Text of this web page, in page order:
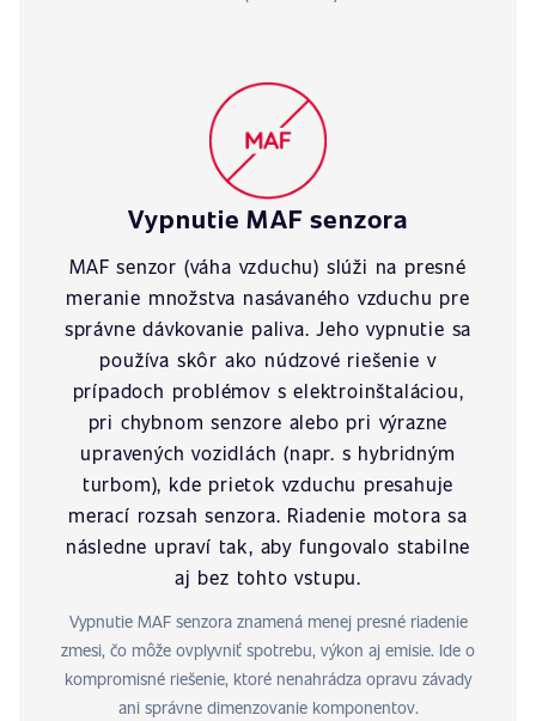
Vypnutie MAF senzora
MAF senzor (váha vzduchu) slúži na presné
meranie množstva nasávaného vzduchu pre
správne dávkovanie paliva. Jeho vypnutie sa
používa skôr ako núdzové riešenie v
prípadoch problémov s elektroinštaláciou,
pri chybnom senzore alebo pri výrazne
upravených vozidlách (napr. s hybridným
turbom), kde prietok vzduchu presahuje
merací rozsah senzora. Riadenie motora sa
následne upraví tak, aby fungovalo stabilne
aj bez tohto vstupu.
Vypnutie MAF senzora znamená menej presné riadenie
zmesi, čo môže ovplyvniť spotrebu, výkon aj emisie. Ide o
kompromisné riešenie, ktoré nenahrádza opravu závady
ani správne dimenzovanie komponentov.